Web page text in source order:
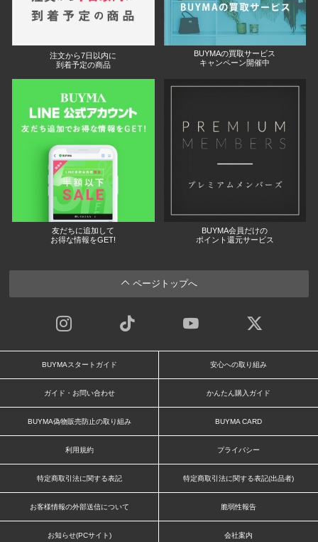
注文から7日以内に
到着予定の商品
BUYMAの買取サービス
キャンペーン開催中
友だちに追加して
お得な情報をGET!
BUYMA会員だけの
ポイント還元サービス
ページトップへ
BUYMAスタートガイド 安心への取り組み
ガイド・お問い合わせ かんたん購入ガイド
BUYMA偽物販売防止の取り組み BUYMA CARD
利用規約 プライバシー
特定商取引法に関する表記 特定商取引法に関する表記(出品者)
お客様情報の外部送信について 脆弱性報告
お知らせ(PCサイト) 会社案内